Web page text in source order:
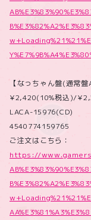
【なっちゃん盤(通常盤
¥2,420(10%税込)/
LACA-15976(CD)
4540774159765
ご注文はこちら：
https://